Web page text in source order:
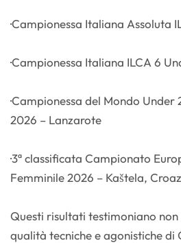
·Campionessa Italiana Assoluta
·Campionessa Italiana ILCA 6
·Campionessa del Mondo Under
2026 – Lanzarote
·3ª classificata Campionato
Femminile 2026 – Kaštela,
Questi risultati testimoniano non
qualità tecniche e agonistiche di